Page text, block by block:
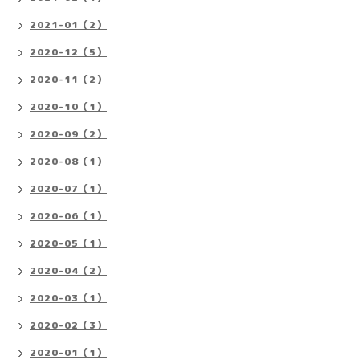
2021-01（2）
2020-12（5）
2020-11（2）
2020-10（1）
2020-09（2）
2020-08（1）
2020-07（1）
2020-06（1）
2020-05（1）
2020-04（2）
2020-03（1）
2020-02（3）
2020-01（1）